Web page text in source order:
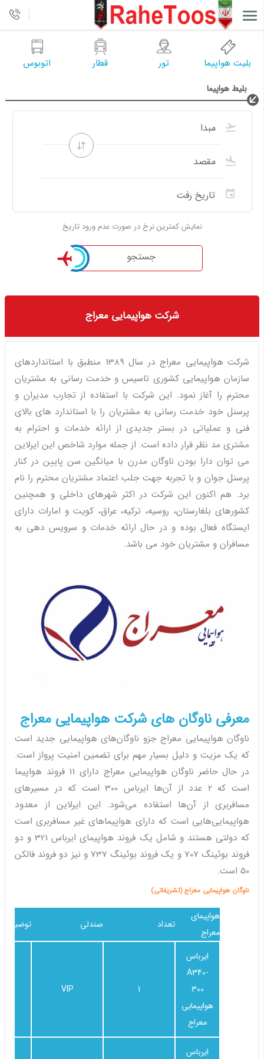
بلیت هواپیما تور قطار اتوبوس
بلیط هواپیما
نمایش کمترین نرخ در صورت عدم ورود تاریخ
جستجو
شرکت هواپیمایی معراج
شرکت هواپیمایی معراج در سال 1389 منطبق با استانداردهای
سازمان هواپیمایی کشوری تاسیس و خدمت رسانی به مشتریان
محترم را آغاز نمود. این شرکت با استفاده از تجارب مدیران و
پرسنل خود خدمت رسانی به مشتریان را با استاندارد های بالای
فنی و عملیاتی در بستر جدیدی از ارائه خدمات و احترام به
مشتری مد نظر قرار داده است. از جمله موارد شاخص این ایرلاین
می توان دارا بودن ناوگان مدرن با میانگین سن پایین در کنار
پرسنل جوان و با تجربه جهت جلب اعتماد مشتریان محترم را نام
برد. هم اکنون این شرکت در اکثر شهرهای داخلی و همچنین
کشورهای بلغارستان، روسیه، ترکیه، عراق، کویت و امارات دارای
ایستگاه فعال بوده و در حال ارائه خدمات و سرویس دهی به
مسافران و مشتریان خود می باشد.
معرفی ناوگان های شرکت هواپیمایی معراج
ناوگان هواپیمایی معراج جزو ناوگان‌های هواپیمایی جدید است
که یک مزیت و دلیل بسیار مهم برای تضمین امنیت پرواز است.
در حال حاضر ناوگان هواپیمایی معراج دارای 11 فروند هواپیما
است که 2 عدد از آن‌ها ایرباس 300 است که در مسیرهای
مسافربری از آن‌ها استفاده می‌شود. این ایرلاین از معدود
هواپیمایی‌هایی است که دارای هواپیماهای غیر مسافربری است
که دولتی هستند و شامل یک فروند هواپیمای ایرباس 321 و دو
فروند بوئینگ 707 و یک فروند بوئینگ 737 و نیز دو فروند فالکن
50 است.
ناوگان هواپیمایی معراج (تشریفاتی)
توضیحات صندلی تعداد
هواپیمای
معراج
VIP 1
ایرباس
A340-
300
هواپیمایی
معراج
ایرباس